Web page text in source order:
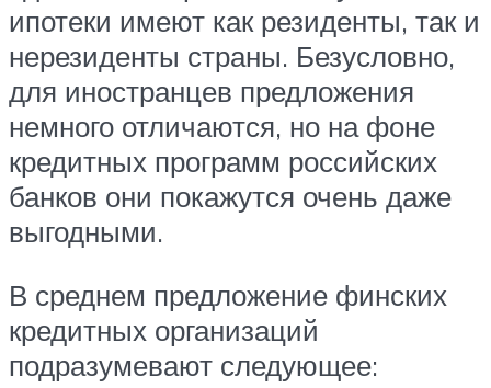
ипотеки имеют как резиденты, так и
нерезиденты страны. Безусловно,
для иностранцев предложения
немного отличаются, но на фоне
кредитных программ российских
банков они покажутся очень даже
выгодными.
В среднем предложение финских
кредитных организаций
подразумевают следующее: